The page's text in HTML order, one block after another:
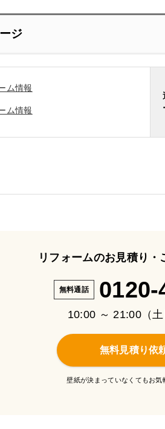
ジ
ム情報
ム情報
リフォームのお見積り・
無料通話 0120-
10:00 ～ 21:00（土
無料見積り依
壁紙が決まっていなくてもお気